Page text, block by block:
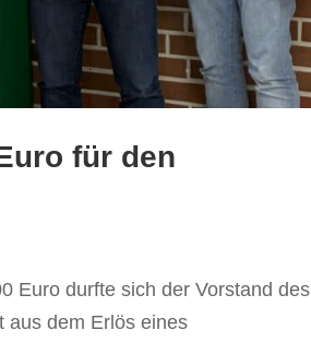
für den
Euro durfte sich der Vorstand des
aus dem Erlös eines